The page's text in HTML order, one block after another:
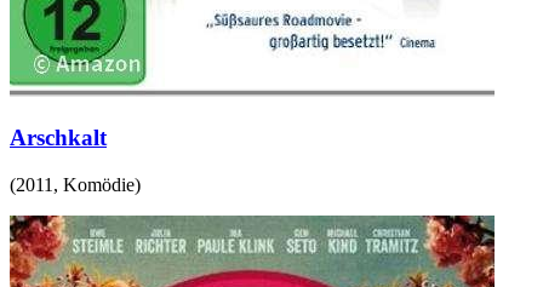
Arschkalt
(2011 , Komödie)